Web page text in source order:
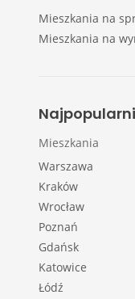
Mieszkania na
Mieszkania na
Mieszkania
Warszawa
Kraków
Wrocław
Poznań
Gdańsk
Katowice
Łódź